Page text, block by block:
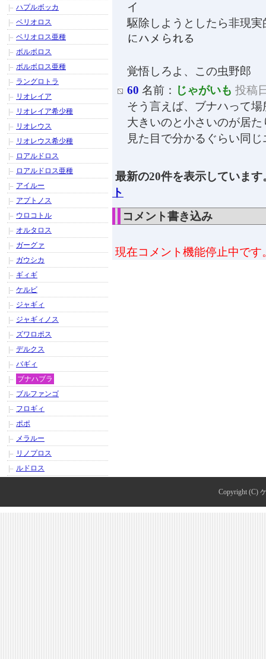
イ
駆除しようとしたら非現
にハメられる
覚悟しろよ、この虫野郎
60 名前： じゃがいも 投稿
そう言えば、ブナハって場
大きいのと小さいのが居た
見た目で分かるぐらい同
最新の20件を表示していま
ト
コメント書き込み
現在コメント機能停止中です
ハプルボッカ
ベリオロス
ベリオロス亜種
ボルボロス
ボルボロス亜種
ラングロトラ
リオレイア
リオレイア希少種
リオレウス
リオレウス希少種
ロアルドロス
ロアルドロス亜種
アイルー
アプトノス
ウロコトル
オルタロス
ガーグァ
ガウシカ
ギィギ
ケルビ
ジャギィ
ジャギィノス
ズワロポス
デルクス
バギィ
ブナハブラ
ブルファンゴ
フロギィ
ポポ
メラルー
リノプロス
ルドロス
Copyright (C)